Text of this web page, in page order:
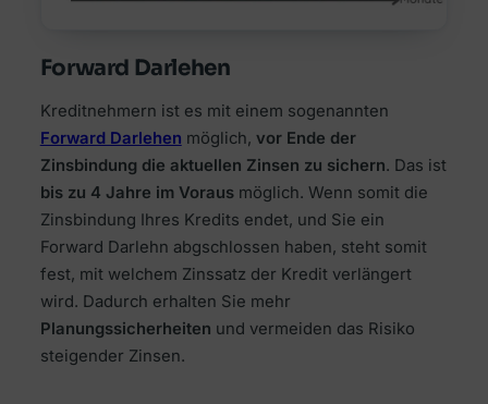
Forward Darlehen
Kreditnehmern ist es mit einem sogenannten
Forward Darlehen möglich, vor Ende der
Zinsbindung die aktuellen Zinsen zu sichern. Das ist
bis zu 4 Jahre im Vorausmöglich. Wenn somit die
Zinsbindung Ihres Kredits endet, und Sie ein
Forward Darlehn abgschlossen haben, steht somit
fest, mit welchem Zinssatz der Kredit verlängert
wird. Dadurch erhalten Sie mehr
Planungssicherheiten und vermeiden das Risiko
steigender Zinsen.